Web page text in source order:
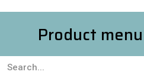
Product menu